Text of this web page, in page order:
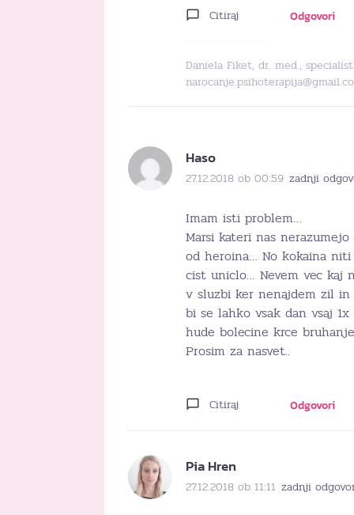
Citiraj Odgovori
Daniela Fiket, dr. med.,
Haso
27.12.2018 ob 00:59 zadnji
Imam isti problem…
Marsi kateri nas
od heroina… No kokaina
cist uniclo… Nevem vec kaj
v sluzbi ker nenajdem zil
bi se lahko vsak dan vsaj
hude bolecine krce
Prosim za nasvet..
Citiraj Odgovori
Pia Hren
27.12.2018 ob 11:11 zadnji